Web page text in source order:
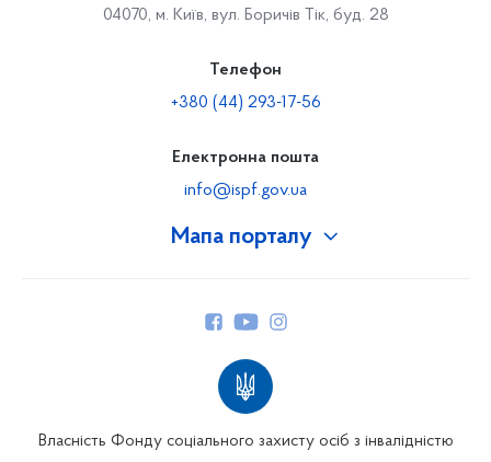
Мапа порталу
04070, м. Київ, вул. Боричів Тік, буд. 28
Телефон
+380 (44) 293-17-56
Електронна пошта
info@ispf.gov.ua
Власність Фонду соціального захисту осіб з інвалідністю